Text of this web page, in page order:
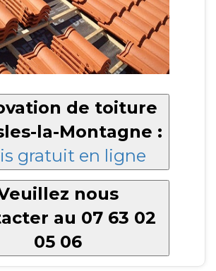
de toiture
la-Montagne :
gratuit en ligne
nous
au 07 63 02
05 06